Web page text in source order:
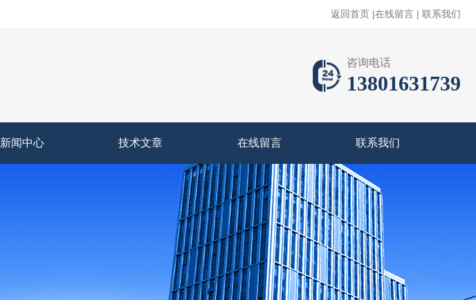
返回首页 |在线留言 | 联系我们
咨询电话
13801631739
新闻中心 技术文章 在线留言 联系我们